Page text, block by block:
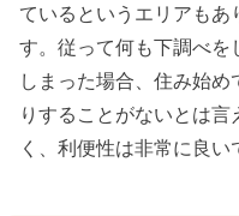
ているというエリアもあ
す。従って何も下調べを
しまった場合、住み始め
りすることがないとは
く、利便性は非常に良い